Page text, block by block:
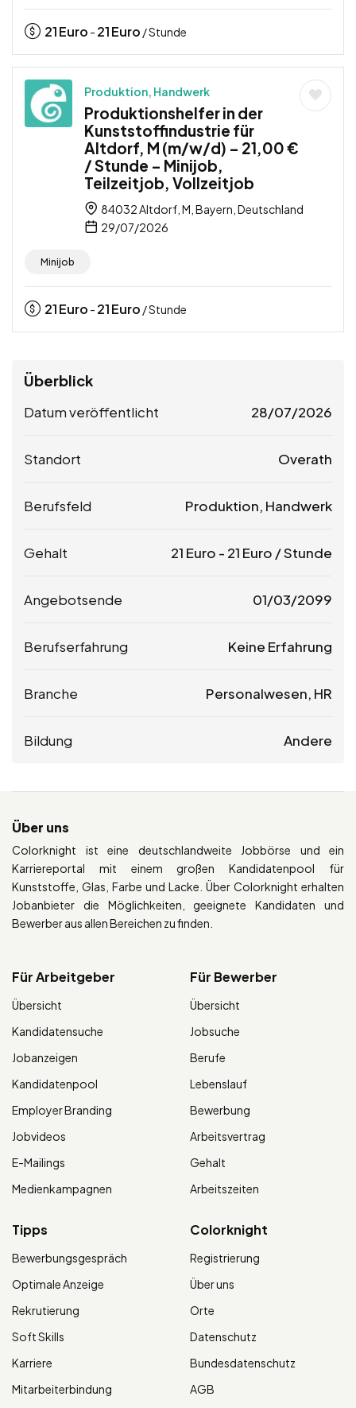
21Euro - 21Euro / Stunde
Produktion, Handwerk
Produktionshelfer in der
Kunststoffindustrie für
Altdorf, M (m/w/d) – 21,00 €
/ Stunde – Minijob,
Teilzeitjob, Vollzeitjob
84032 Altdorf, M, Bayern, Deutschland
29/07/2026
Minijob
21Euro - 21Euro / Stunde
Überblick
Datum veröffentlicht 28/07/2026
Standort Overath
Berufsfeld Produktion, Handwerk
Gehalt 21 Euro - 21 Euro / Stunde
Angebotsende 01/03/2099
Berufserfahrung Keine Erfahrung
Branche Personalwesen, HR
Bildung Andere
Über uns
Colorknight ist eine deutschlandweite Jobbörse und ein
Karriereportal mit einem großen Kandidatenpool für
Kunststoffe, Glas, Farbe und Lacke. Über Colorknight erhalten
Jobanbieter die Möglichkeiten, geeignete Kandidaten und
Bewerber aus allen Bereichen zu finden.
Für Arbeitgeber
Übersicht
Kandidatensuche
Jobanzeigen
Kandidatenpool
Employer Branding
Jobvideos
E-Mailings
Medienkampagnen
Für Bewerber
Übersicht
Jobsuche
Berufe
Lebenslauf
Bewerbung
Arbeitsvertrag
Gehalt
Arbeitszeiten
Tipps
Bewerbungsgespräch
Optimale Anzeige
Rekrutierung
Soft Skills
Karriere
Mitarbeiterbindung
Colorknight
Registrierung
Über uns
Orte
Datenschutz
Bundesdatenschutz
AGB